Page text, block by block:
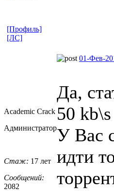
[Профиль]
[ЛС]
Academic Crack
Администратор
Стаж: 17 лет
Сообщений:
2082
01-Фев-
Да,
50 kb\s
У Вас
идти